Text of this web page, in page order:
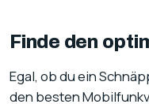
Finde den
Egal, ob du ein
den besten